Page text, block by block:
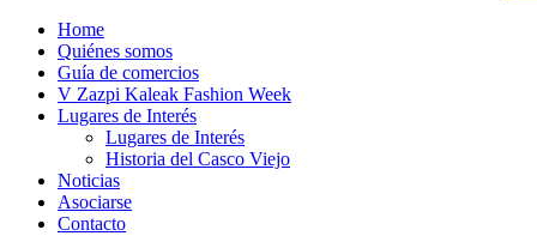
Home
Quiénes somos
Guía de comercios
V Zazpi Kaleak Fashion Week
Lugares de Interés
Lugares de Interés
Historia del Casco Viejo
Noticias
Asociarse
Contacto